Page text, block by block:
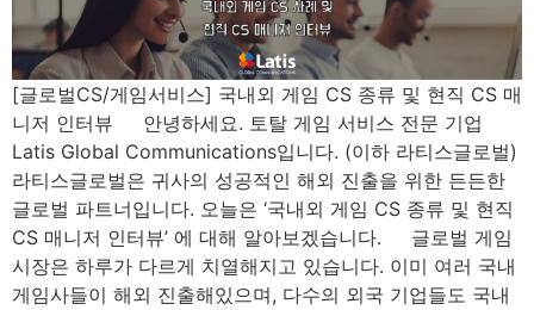
[글로벌CS/게임서비스] 국내외 게임 CS 종류 및 현직 CS 매
니저 인터뷰 안녕하세요. 토탈 게임 서비스 전문 기업
Latis Global Communications입니다. (이하 라티스글로벌)
라티스글로벌은 귀사의 성공적인 해외 진출을 위한 든든한
글로벌 파트너입니다. 오늘은 ‘국내외 게임 CS 종류 및 현직
CS 매니저 인터뷰’ 에 대해 알아보겠습니다. 글로벌 게임
시장은 하루가 다르게 치열해지고 있습니다. 이미 여러 국내
게임사들이 해외 진출해있으며, 다수의 외국 기업들도 국내